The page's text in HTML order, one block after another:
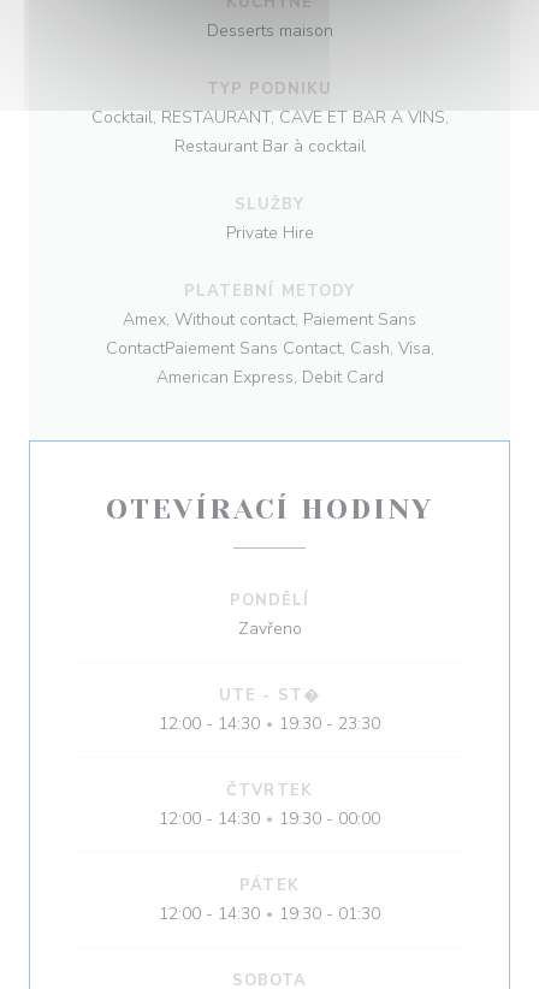
Desserts maison
TYP PODNIKU
Cocktail, RESTAURANT, CAVE ET BAR A VINS,
Restaurant Bar à cocktail
SLUŽBY
Private Hire
PLATEBNÍ METODY
Amex, Without contact, Paiement Sans
ContactPaiement Sans Contact, Cash, Visa,
American Express, Debit Card
OTEVÍRACÍ HODINY
PONDĚLÍ
Zavřeno
UTE - ST�
12:00 - 14:30 • 19:30 - 23:30
ČTVRTEK
12:00 - 14:30 • 19:30 - 00:00
PÁTEK
12:00 - 14:30 • 19:30 - 01:30
SOBOTA